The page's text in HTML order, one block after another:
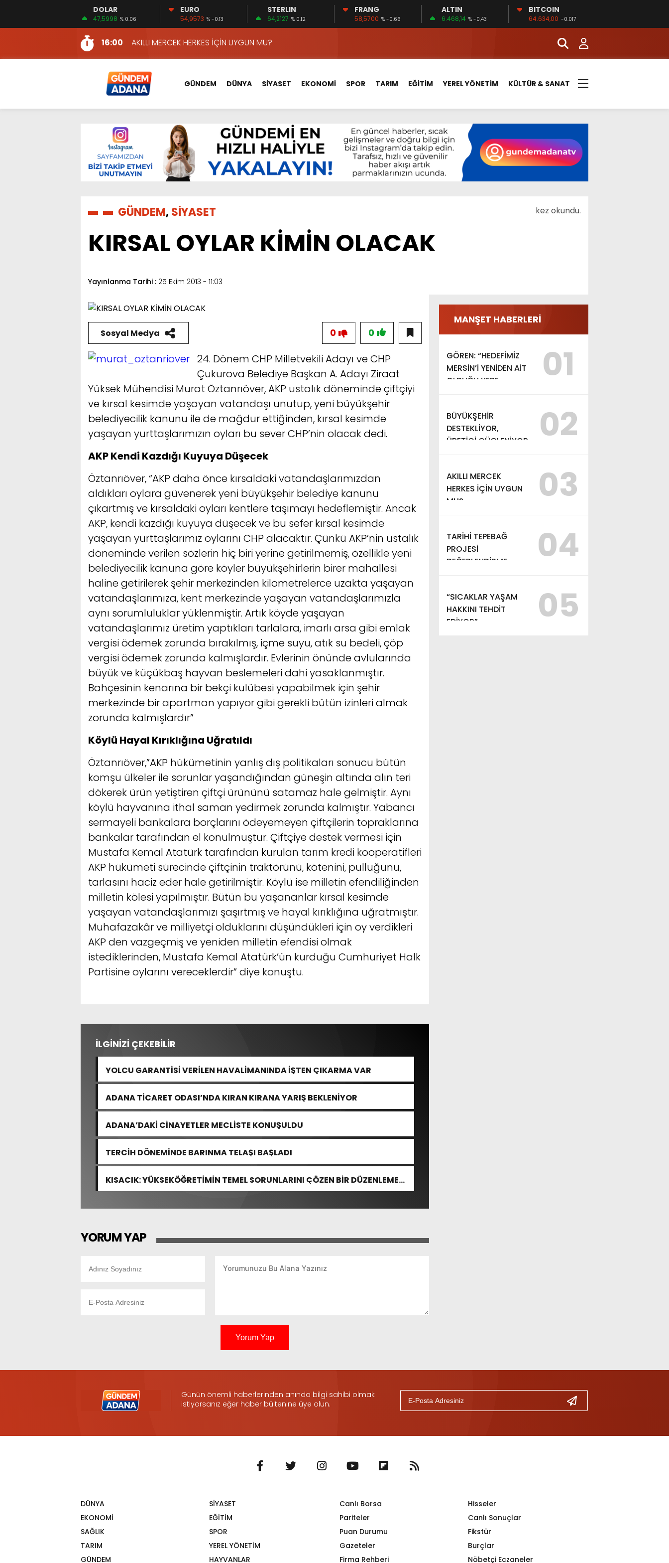
DOLAR
47,5998 % 0.06
EURO
54,9573 % -0.13
STERLIN
64,2127 % 0.12
FRANG
58,5700 % -0.66
ALTIN
6.468,14 % -0,43
BITCOIN
64.634,00 -0.017
12:54
YÜKSEL YEŞİLOVA, KOSOVA YOLUNDA…
16:00
AKILLI MERCEK HERKES İÇİN UYGUN MU?
10:06
ADANA’DAKİ CİNAYETLER MECLİSTE KONUŞULDU
13:54
NACAR: ESNAFIN SAĞLIK HİZMETLERİNİ KONUŞTUK
13:19
NACAR, DAHA İYİ SAĞLIK HİZMETLERİ İÇİN SAHADA
7:26
SULAMA KANALLARINDAKİ BOĞULMALARI ÖNLEMEK İÇİN GÖRÜŞTÜLER…
14:24
HERKES İÇİN ERİŞİLEBİLİR BEYİN SAĞLIĞI!
EMEKLİLER EN DÜŞÜK EMEKLİ AYLIĞININ 40 BİN LİRA OLMASINI İSTİYOR!
13:10
İKİNCİ 500’DE ADANA’DAN 15 FİRMA
13:48
HAFTA SONUNA ÖZEL KİTAPLAR…
12:54
YÜKSEL YEŞİLOVA, KOSOVA YOLUNDA…
GÜNDEM DÜNYA SİYASET EKONOMİ SPOR TARIM EĞİTİM YEREL YÖNETİM KÜLTÜR & SANAT
GÜNDEM,SİYASET kez okundu.
KIRSAL OYLAR KİMİN OLACAK
Yayınlanma Tarihi : 25 Ekim 2013 - 11:03
MANŞET HABERLERİ
GÖREN: “HEDEFİMİZ
MERSİN’İ YENİDEN AİT
OLDUĞU YERE
01
BÜYÜKŞEHİR
DESTEKLİYOR,
ÜRETİCİ GÜÇLENİYOR
02
AKILLI MERCEK
HERKES İÇİN UYGUN
MU?
03
TARİHİ TEPEBAĞ
PROJESİ
DEĞERLENDİRME
04
“SICAKLAR YAŞAM
HAKKINI TEHDİT
EDİYOR”
05
Sosyal Medya 0
0
24. Dönem CHP Milletvekili Adayı ve CHP
Çukurova Belediye Başkan A. Adayı Ziraat
Yüksek Mühendisi Murat Öztanrıöver, AKP ustalık döneminde çiftçiyi
ve kırsal kesimde yaşayan vatandaşı unutup, yeni büyükşehir
belediyecilik kanunu ile de mağdur ettiğinden, kırsal kesimde
yaşayan yurttaşlarımızın oyları bu sever CHP’nin olacak dedi.
AKP Kendi Kazdığı Kuyuya Düşecek
Öztanrıöver, “AKP daha önce kırsaldaki vatandaşlarımızdan
aldıkları oylara güvenerek yeni büyükşehir belediye kanunu
çıkartmış ve kırsaldaki oyları kentlere taşımayı hedeflemiştir. Ancak
AKP, kendi kazdığı kuyuya düşecek ve bu sefer kırsal kesimde
yaşayan yurttaşlarımız oylarını CHP alacaktır. Çünkü AKP’nin ustalık
döneminde verilen sözlerin hiç biri yerine getirilmemiş, özellikle yeni
belediyecilik kanuna göre köyler büyükşehirlerin birer mahallesi
haline getirilerek şehir merkezinden kilometrelerce uzakta yaşayan
vatandaşlarımıza, kent merkezinde yaşayan vatandaşlarımızla
aynı sorumluluklar yüklenmiştir. Artık köyde yaşayan
vatandaşlarımız üretim yaptıkları tarlalara, imarlı arsa gibi emlak
vergisi ödemek zorunda bırakılmış, içme suyu, atık su bedeli, çöp
vergisi ödemek zorunda kalmışlardır. Evlerinin önünde avlularında
büyük ve küçükbaş hayvan beslemeleri dahi yasaklanmıştır.
Bahçesinin kenarına bir bekçi kulübesi yapabilmek için şehir
merkezinde bir apartman yapıyor gibi gerekli bütün izinleri almak
zorunda kalmışlardır”
Köylü Hayal Kırıklığına Uğratıldı
Öztanrıöver,”AKP hükümetinin yanlış dış politikaları sonucu bütün
komşu ülkeler ile sorunlar yaşandığından güneşin altında alın teri
dökerek ürün yetiştiren çiftçi ürününü satamaz hale gelmiştir. Aynı
köylü hayvanına ithal saman yedirmek zorunda kalmıştır. Yabancı
sermayeli bankalara borçlarını ödeyemeyen çiftçilerin topraklarına
bankalar tarafından el konulmuştur. Çiftçiye destek vermesi için
Mustafa Kemal Atatürk tarafından kurulan tarım kredi kooperatifleri
AKP hükümeti sürecinde çiftçinin traktörünü, kötenini, pulluğunu,
tarlasını haciz eder hale getirilmiştir. Köylü ise milletin efendiliğinden
milletin kölesi yapılmıştır. Bütün bu yaşananlar kırsal kesimde
yaşayan vatandaşlarımızı şaşırtmış ve hayal kırıklığına uğratmıştır.
Muhafazakâr ve milliyetçi olduklarını düşündükleri için oy verdikleri
AKP den vazgeçmiş ve yeniden milletin efendisi olmak
istediklerinden, Mustafa Kemal Atatürk’ün kurduğu Cumhuriyet Halk
Partisine oylarını vereceklerdir” diye konuştu.
İLGİNİZİ ÇEKEBİLİR
YOLCU GARANTİSİ VERİLEN HAVALİMANINDA İŞTEN ÇIKARMA VAR
ADANA TİCARET ODASI’NDA KIRAN KIRANA YARIŞ BEKLENİYOR
ADANA’DAKİ CİNAYETLER MECLİSTE KONUŞULDU
TERCİH DÖNEMİNDE BARINMA TELAŞI BAŞLADI
KISACIK: YÜKSEKÖĞRETİMİN TEMEL SORUNLARINI ÇÖZEN BİR DÜZENLEME
YOK
YORUM YAP
Yorum Yap
Günün önemli haberlerinden anında bilgi sahibi olmak
istiyorsanız eğer haber bültenine üye olun.
DÜNYA
SİYASET
EKONOMİ
EĞİTİM
SAĞLIK
SPOR
TARIM
YEREL YÖNETİM
GÜNDEM
HAYVANLAR
Canlı Borsa
Hisseler
Pariteler
Canlı Sonuçlar
Puan Durumu
Fikstür
Gazeteler
Burçlar
Firma Rehberi
Nöbetçi Eczaneler